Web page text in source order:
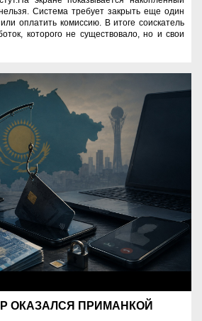
Система требует закрыть еще один
оплатить комиссию. В итоге соискатель
которого не существовало, но и свои
ОКАЗАЛСЯ ПРИМАНКОЙ